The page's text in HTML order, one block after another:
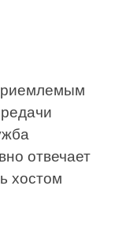
отвечает
хостом